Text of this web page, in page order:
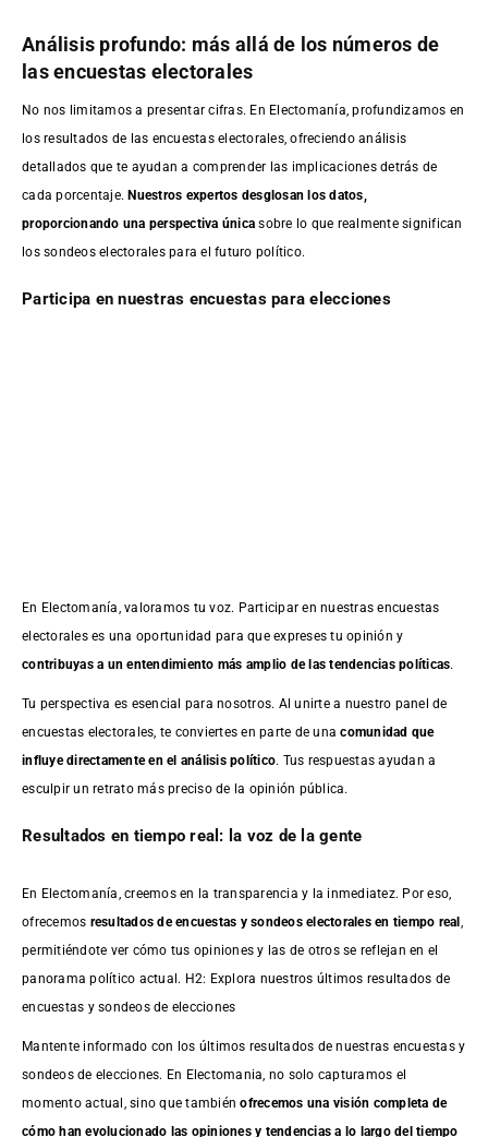
Análisis profundo: más allá de los números de
las encuestas electorales
No nos limitamos a presentar cifras. En Electomanía, profundizamos en
los resultados de las encuestas electorales, ofreciendo análisis
detallados que te ayudan a comprender las implicaciones detrás de
cada porcentaje.Nuestros expertos desglosan los datos,
proporcionando una perspectiva única sobre lo que realmente significan
los sondeos electorales para el futuro político.
Participa en nuestras encuestas para elecciones
En Electomanía, valoramos tu voz. Participar en nuestras encuestas
electorales es una oportunidad para que expreses tu opinión y
contribuyas a un entendimiento más amplio de las tendencias políticas.
Tu perspectiva es esencial para nosotros. Al unirte a nuestro panel de
encuestas electorales, te conviertes en parte de unacomunidad que
influye directamente en el análisis político. Tus respuestas ayudan a
esculpir un retrato más preciso de la opinión pública.
Resultados en tiempo real: la voz de la gente
En Electomanía, creemos en la transparencia y la inmediatez. Por eso,
ofrecemos resultados deencuestas y sondeos electorales en tiempo real
permitiéndote ver cómo tus opiniones y las de otros se reflejan en el
panorama político actual. H2: Explora nuestros últimos resultados de
encuestas y sondeos de elecciones
Mantente informado con los últimos resultados de nuestras encuestasy
sondeos de elecciones. En Electomania, no solo capturamos el
momento actual, sino que tambiénofrecemos una visión completa de
cómo han evolucionado las opiniones y tendencias a lo largo del tiempo